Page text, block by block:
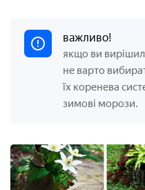
важливо!
якщо ви
не варто
їх коренева
зимові морози.